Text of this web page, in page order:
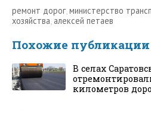
ремонт дорог,министерство
хозяйства, алексей петаев
Похожие публикации
В селах
километров